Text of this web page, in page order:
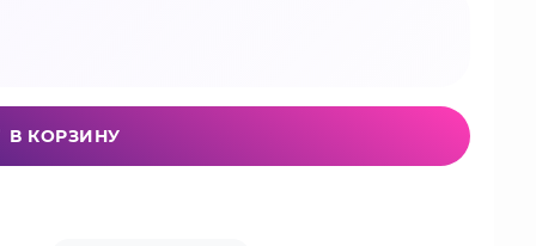
В КОРЗИНУ